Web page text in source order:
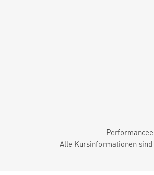
Alle Kursinformationen